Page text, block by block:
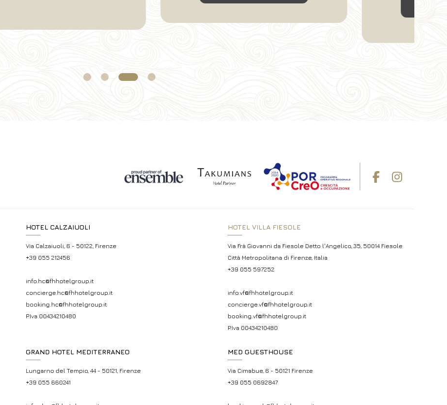
Weitere Informationen
HOTEL CALZAIUOLI
Via Calzaiuoli, 6 - 50122, Firenze
+39 055 212456
info.hc@fhhotelgroup.it
concierge.hc@fhhotelgroup.it
booking.hc@fhhotelgroup.it
P.Iva 00434210480
HOTEL VILLA FIESOLE
Via Frà Giovanni da Fiesole Detto l'Angelico, 35, 50014 Fiesole
Città Metropolitana di Firenze, Italia
+39 055 597252
info.vf@fhhotelgroup.it
concierge.vf@fhhotelgroup.it
booking.vf@fhhotelgroup.it
P.Iva 00434210480
GRAND HOTEL MEDITERRANEO
Lungarno del Tempio, 44 - 50121, Firenze
+39 055 660241
MED GUESTHOUSE
Via Cimabue, 6 - 50121 Firenze
+39 055 0692847